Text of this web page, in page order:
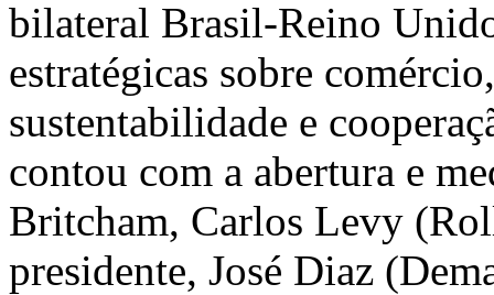
bilateral Brasil-Reino
estratégicas sobre
sustentabilidade e
contou com a abertura e
Britcham, Carlos Levy
presidente, José Diaz